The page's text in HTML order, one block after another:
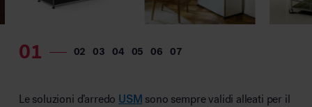
Le soluzioni d’arredo USM sono sempre validi alleati per il